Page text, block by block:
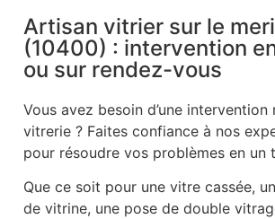
Artisan vitrier sur le
(10400) : intervention
ou sur rendez-vous
Vous avez besoin d’une intervention
vitrerie ? Faites confiance à nos
pour résoudre vos problèmes en un
Que ce soit pour une vitre cassée,
de vitrine, une pose de double